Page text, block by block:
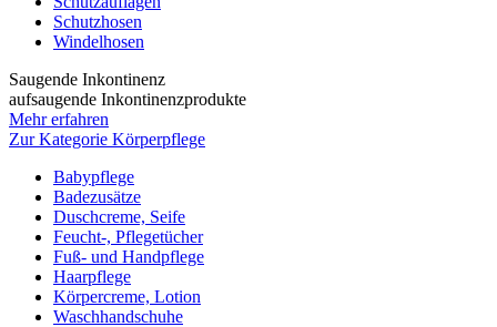
Schutzhosen
Windelhosen
Saugende Inkontinenz
aufsaugende Inkontinenzprodukte
Mehr erfahren
Zur Kategorie Körperpflege
Babypflege
Badezusätze
Duschcreme, Seife
Feucht-, Pflegetücher
Fuß- und Handpflege
Haarpflege
Körpercreme, Lotion
Waschhandschuhe